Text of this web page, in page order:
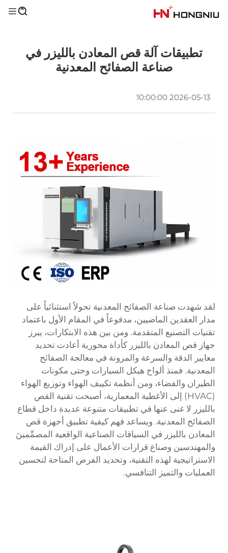
تطبيقات آلة قص المعادن بالليزر في
صناعة الصفائح المعدنية
2026-05-13 10:00:00
لقد شهدت صناعة الصفائح المعدنية تحولاً استثنائياً على
مدار العقدين الماضيين، مدفوعاً في المقام الأول باعتماد
تقنيات التصنيع المتقدمة. ومن بين هذه الابتكارات، يبرز
جهاز قص المعادن بالليزر كأداة محورية أعادت تحديد
معايير الدقة والسرعة والمرونة في معالجة الصفائح
المعدنية. فمنذ ألواح هيكل السيارات وحتى مكونات
الطيران والفضاء، ومن أنظمة تكييف الهواء وتوزيع الهواء
(HVAC) إلى الأغطية المعمارية، أصبحت تقنية القص
بالليزر لا غنى عنها في تطبيقات متنوعة عديدة داخل قطاع
الصفائح المعدنية. ويساعد فهم كيفية تطبيق أجهزة قص
المعادن بالليزر في السياقات الصناعية الواقعية المصمِّمينَ
والمهندسين وصناع قرارات الأعمال على إدراك القيمة
الاستراتيجية لهذه التقنية، وتحديد الفرص المتاحة لتحسين
العمليات والتميز التنافسي.